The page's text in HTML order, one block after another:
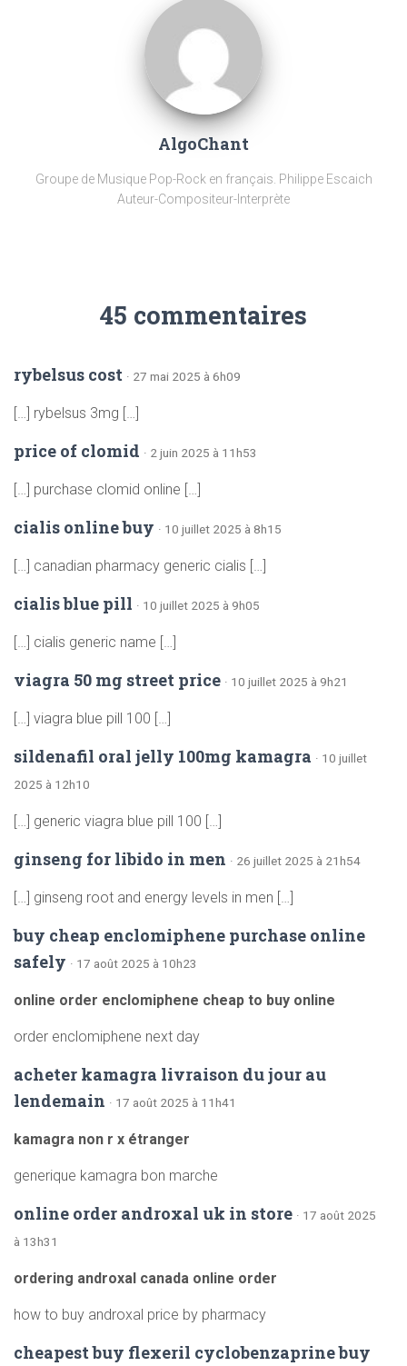
AlgoChant
Groupe de Musique Pop-Rock en français. Philippe Escaich
Auteur-Compositeur-Interprète
45 commentaires
rybelsus cost · 27 mai 2025 à 6h09
[…] rybelsus 3mg […]
price of clomid · 2 juin 2025 à 11h53
[…] purchase clomid online […]
cialis online buy · 10 juillet 2025 à 8h15
[…] canadian pharmacy generic cialis […]
cialis blue pill · 10 juillet 2025 à 9h05
[…] cialis generic name […]
viagra 50 mg street price · 10 juillet 2025 à 9h21
[…] viagra blue pill 100 […]
sildenafil oral jelly 100mg kamagra · 10 juillet
2025 à 12h10
[…] generic viagra blue pill 100 […]
ginseng for libido in men · 26 juillet 2025 à 21h54
[…] ginseng root and energy levels in men […]
buy cheap enclomiphene purchase online
safely · 17 août 2025 à 10h23
online order enclomiphene cheap to buy online
order enclomiphene next day
acheter kamagra livraison du jour au
lendemain · 17 août 2025 à 11h41
kamagra non r x étranger
generique kamagra bon marche
online order androxal uk in store · 17 août 2025
à 13h31
ordering androxal canada online order
how to buy androxal price by pharmacy
cheapest buy flexeril cyclobenzaprine buy